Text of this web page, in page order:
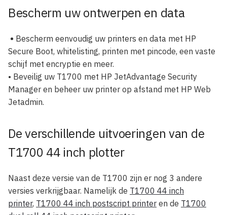
Bescherm uw ontwerpen en data
• Bescherm eenvoudig uw printers en data met HP
Secure Boot, whitelisting, printen met pincode, een vaste
schijf met encryptie en meer.
• Beveilig uw T1700 met HP JetAdvantage Security
Manager en beheer uw printer op afstand met HP Web
Jetadmin.
De verschillende uitvoeringen van de
T1700 44 inch plotter
Naast deze versie van de T1700 zijn er nog 3 andere
versies verkrijgbaar. Namelijk de T1700 44 inch
printer, T1700 44 inch postscript printer en de T1700